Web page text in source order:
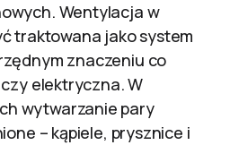
Wentylacja w
traktowana jako system
znaczeniu co
elektryczna. W
wytwarzanie pary
– kąpiele, prysznice i